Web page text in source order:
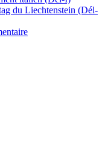
du Liechtenstein (Dél-